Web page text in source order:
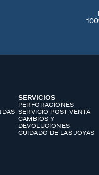
SERVICIOS
PERFORACIONES
SERVICIO POST VENTA
CAMBIOS Y
DEVOLUCIONES
CUIDADO DE LAS JOYAS